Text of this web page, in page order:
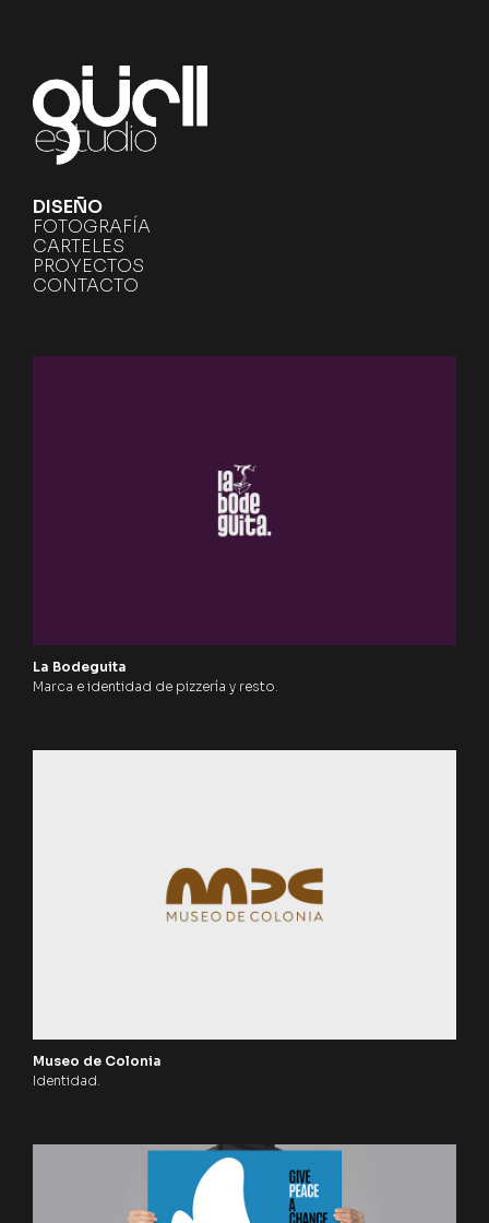
DISEÑO
FOTOGRAFÍA
CARTELES
PROYECTOS
CONTACTO
La Bodeguita
Marca e identidad de pizzería y resto.
Museo de Colonia
Identidad.